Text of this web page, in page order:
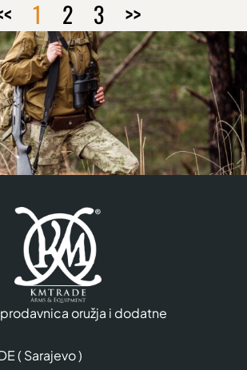
1 2 3 >>
oružja i dodatne
( Sarajevo )